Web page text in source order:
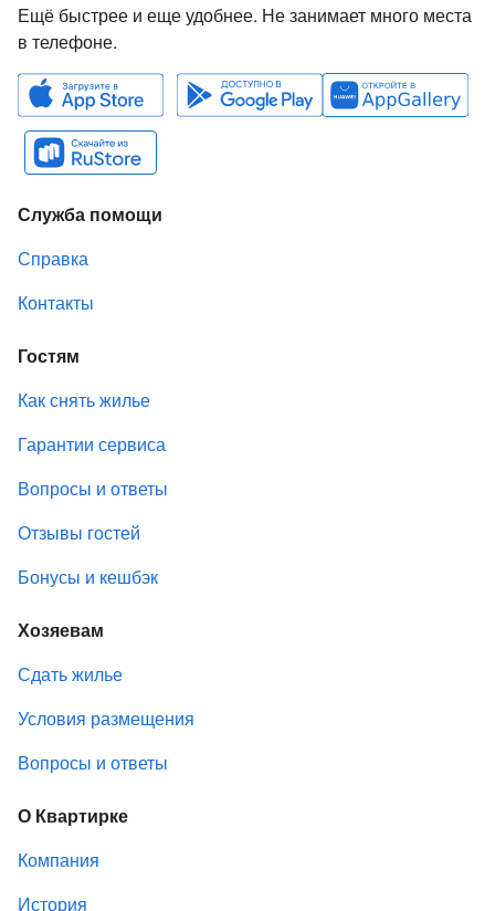
Ещё быстрее и еще удобнее. Не занимает много места
в телефоне.
Служба помощи
Справка
Контакты
Гостям
Как снять жилье
Гарантии сервиса
Вопросы и ответы
Отзывы гостей
Бонусы и кешбэк
Хозяевам
Сдать жилье
Условия размещения
Вопросы и ответы
О Квартирке
Компания
История